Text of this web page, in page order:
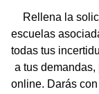
Rellena la
escuelas
todas tus
a tus
online. Darás